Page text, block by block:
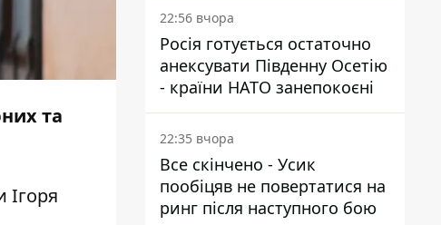
та
Ігоря
22:56 вчора
Росія готується остаточно
анексувати Південну Осетію
- країни НАТО занепокоєні
22:35 вчора
Все скінчено - Усик
пообіцяв не повертатися на
ринг після наступного бою